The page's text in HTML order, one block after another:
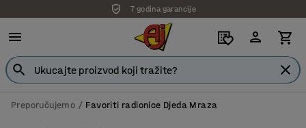
7 godina garancije
Preporučujemo Favoriti radionice Djeda Mraza